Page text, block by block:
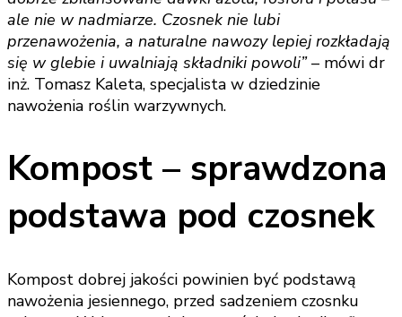
ale nie w nadmiarze. Czosnek nie lubi
przenawożenia, a naturalne nawozy lepiej rozkładają
się w glebie i uwalniają składniki powoli”– mówi dr
inż. Tomasz Kaleta, specjalista w dziedzinie
nawożenia roślin warzywnych.
Kompost – sprawdzona
podstawa pod czosnek
Kompost dobrej jakości powinien być podstawą
nawożenia jesiennego, przed sadzeniem czosnku